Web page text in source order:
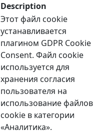
Description
Этот файл cookie
устанавливается
плагином GDPR Cookie
Consent. Файл cookie
используется для
хранения согласия
пользователя на
использование файлов
cookie в категории
«Аналитика».